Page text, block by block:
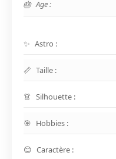
Age :
Astro :
Taille :
Silhouette :
Hobbies :
Caractère :